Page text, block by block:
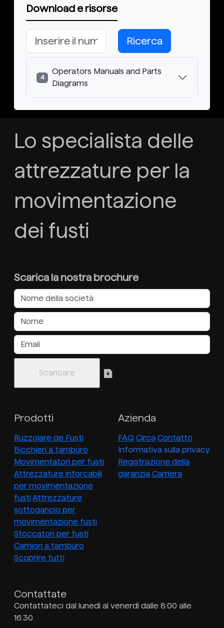
Download e risorse
Ricerca
4
Operators Manuals and Parts
Diagrams
Lo specialista delle
attrezzature per la
movimentazione
dei fusti
Scarica la nostra brochure
Prodotti
Ruzzolare de Fusti
Bicchieri a tamburo
Movimentatori per fusti
Attrezzature inforcabili
per movimentazione
fustiAttrezzature
sottogancio per
movimentazione fusti
Stoccatori per fusti
Camion a tamburo
Scoprire tutti
Azienda
FAQ Circa Contatto
Informativa sulla privacy
Registrazione della
garanzia Carriera
Contattate
Contattateci dal lunedì al venerdì dalle 8:00 alle
16:30.